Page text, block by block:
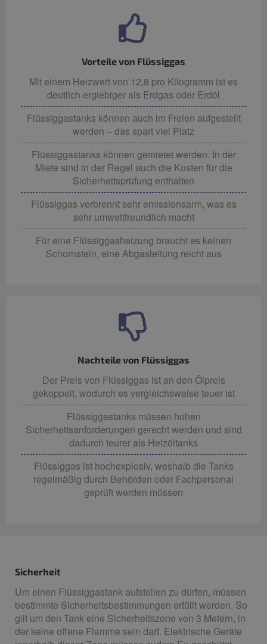
Vorteile von Flüssiggas
Mit einem Heizwert von 12,8 pro Kilogramm ist es
deutlich ergiebiger als Erdgas oder Erdöl
Flüssiggastanks können auch im Freien aufgestellt
werden – das spart viel Platz
Flüssiggastanks können gemietet werden. In der
Miete sind in der Regel auch die Kosten für die
Sicherheitsprüfung enthalten
Flüssiggas verbrennt sehr emissionsarm, was es
sehr umweltfreundlich macht
Für eine Flüssiggasheizung braucht es keinen
Schornstein, eine Abgasleitung reicht aus
Nachteile von Flüssiggas
Der Preis von Flüssiggas ist an den Ölpreis
gekoppelt, wodurch es vergleichsweise teuer ist
Flüssiggastanks müssen hohen
Sicherheitsanforderungen gerecht werden und sind
dadurch teurer als Heizöltanks
Flüssiggas ist hochexplosiv, weshalb die Tanks
regelmäßig durch Behörden oder Fachpersonal
geprüft werden müssen
Sicherheit
Um einen Flüssiggastank aufstellen zu dürfen, müssen
bestimmte Sicherheitsbestimmungen erfüllt werden. So
gilt um den Tank eine Sicherheitszone von 3 Metern, in
der keine offene Flamme sein darf. Elektrische Geräte